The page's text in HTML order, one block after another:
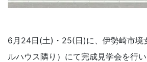
6月24日(土)・25(日)に、伊勢崎市境
ルハウス隣り）にて完成見学会を行い